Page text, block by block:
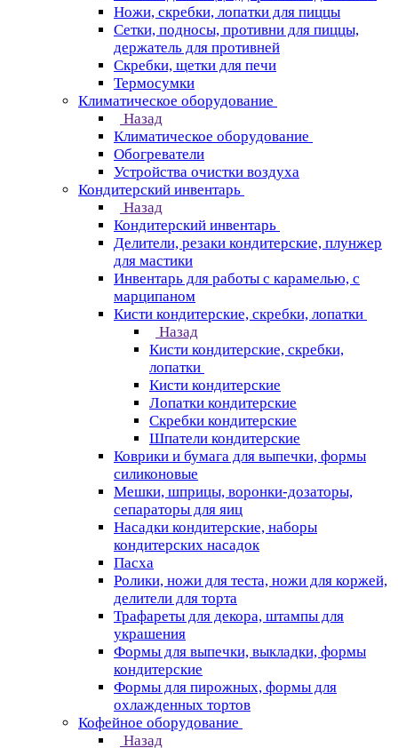
Ножи, скребки, лопатки для пиццы
Сетки, подносы, противни для пиццы,
держатель для противней
Скребки, щетки для печи
Термосумки
Климатическое оборудование
Назад
Климатическое оборудование
Обогреватели
Устройства очистки воздуха
Кондитерский инвентарь
Назад
Кондитерский инвентарь
Делители, резаки кондитерские, плунжер
для мастики
Инвентарь для работы с карамелью, с
марципаном
Кисти кондитерские, скребки, лопатки
Назад
Кисти кондитерские, скребки,
лопатки
Кисти кондитерские
Лопатки кондитерские
Скребки кондитерские
Шпатели кондитерские
Коврики и бумага для выпечки, формы
силиконовые
Мешки, шприцы, воронки-дозаторы,
сепараторы для яиц
Насадки кондитерские, наборы
кондитерских насадок
Пасха
Ролики, ножи для теста, ножи для коржей,
делители для торта
Трафареты для декора, штампы для
украшения
Формы для выпечки, выкладки, формы
кондитерские
Формы для пирожных, формы для
охлажденных тортов
Кофейное оборудование
Назад